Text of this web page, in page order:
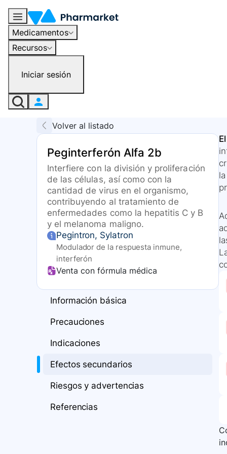
Medicamentos
Recursos
Iniciar sesión
Volver al listado
Peginterferón Alfa 2b
Interfiere con la división y proliferación
de las células, así como con la
cantidad de virus en el organismo,
contribuyendo al tratamiento de
enfermedades como la hepatitis C y B
y el melanoma maligno.
Pegintron, Sylatron
Modulador de la respuesta inmune,
interferón
Venta con fórmula médica
Información básica
Precauciones
Indicaciones
Efectos secundarios
Riesgos y advertencias
Referencias